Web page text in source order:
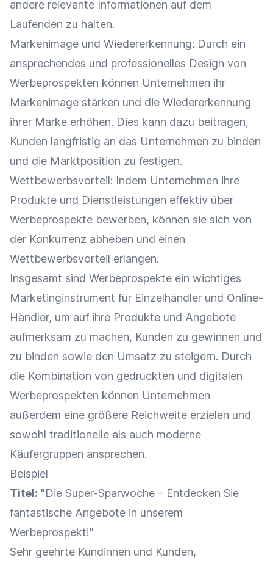
andere relevante Informationen auf dem
Laufenden zu halten.
Markenimage und Wiedererkennung: Durch ein
ansprechendes und professionelles Design von
Werbeprospekten können Unternehmen ihr
Markenimage stärken und die Wiedererkennung
ihrer Marke erhöhen. Dies kann dazu beitragen,
Kunden langfristig an das Unternehmen zu binden
und die Marktposition zu festigen.
Wettbewerbsvorteil: Indem Unternehmen ihre
Produkte und Dienstleistungen effektiv über
Werbeprospekte bewerben, können sie sich von
der Konkurrenz abheben und einen
Wettbewerbsvorteil erlangen.
Insgesamt sind Werbeprospekte ein wichtiges
Marketinginstrument für Einzelhändler und Online-
Händler, um auf ihre Produkte und Angebote
aufmerksam zu machen, Kunden zu gewinnen und
zu binden sowie den Umsatz zu steigern. Durch
die Kombination von gedruckten und digitalen
Werbeprospekten können Unternehmen
außerdem eine größere Reichweite erzielen und
sowohl traditionelle als auch moderne
Käufergruppen ansprechen.
Beispiel
Titel: "Die Super-Sparwoche – Entdecken Sie
fantastische Angebote in unserem
Werbeprospekt!"
Sehr geehrte Kundinnen und Kunden,